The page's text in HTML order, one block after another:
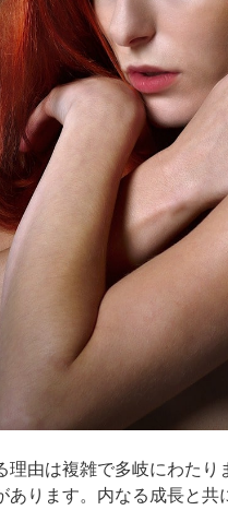
理由は複雑で多岐にわた
あります。内なる成長と